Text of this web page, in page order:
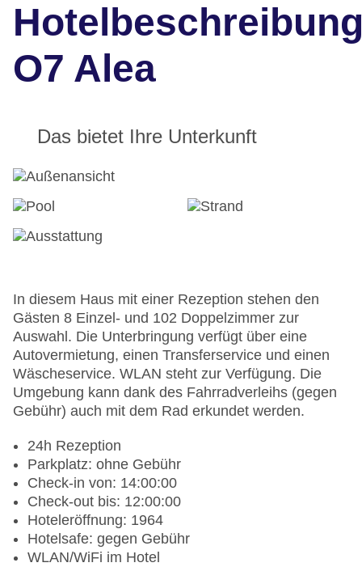
O7 Alea
Das bietet Ihre Unterkunft
In diesem Haus mit einer Rezeption stehen den
Gästen 8 Einzel- und 102 Doppelzimmer zur
Auswahl. Die Unterbringung verfügt über eine
Autovermietung, einen Transferservice und einen
Wäscheservice. WLAN steht zur Verfügung. Die
Umgebung kann dank des Fahrradverleihs (gegen
Gebühr) auch mit dem Rad erkundet werden.
24h Rezeption
Parkplatz: ohne Gebühr
Check-in von: 14:00:00
Check-out bis: 12:00:00
Hoteleröffnung: 1964
Hotelsafe: gegen Gebühr
WLAN/WiFi im Hotel